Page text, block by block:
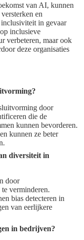
van AI, kunnen
en
in gevaar
inclusieve
verbeteren, maar ook
deze organisaties
door
die de
kunnen bevorderen.
kunnen ze beter
diversiteit in
door
verminderen.
bias detecteren in
van eerlijkere
in bedrijven?